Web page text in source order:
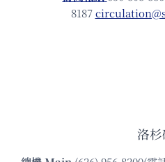
8187
洛